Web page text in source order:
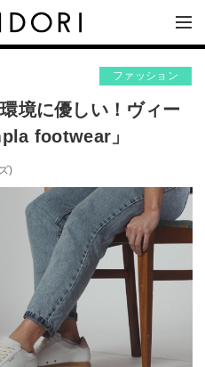
ファッション
境に優しい！ヴィー
footwear」
)